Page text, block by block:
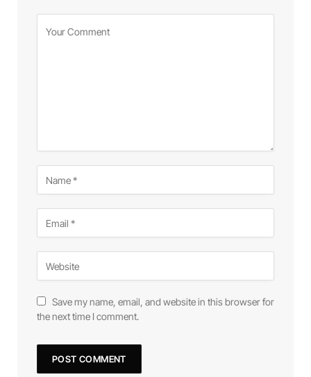
Save my name, email, and website in this browser for
the next time I comment.